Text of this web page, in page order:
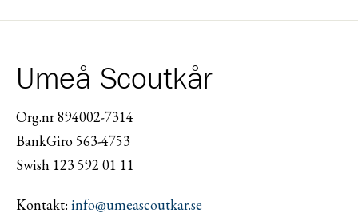
Umeå Scoutkår
Org.nr 894002-7314
BankGiro 563-4753
Swish 123 592 01 11
Kontakt: info@umeascoutkar.se